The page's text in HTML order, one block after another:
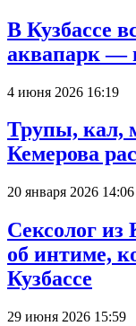
В Кузбассе
аквапарк —
4 июня 2026 16:19
Трупы, кал,
Кемерова
20 января 2026 14:06
Сексолог из
об интиме,
Кузбассе
29 июня 2026 15:59